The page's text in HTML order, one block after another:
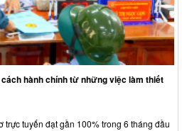
hành chính từ những việc làm thiết
trực tuyến đạt gần 100% trong 6 tháng đầu